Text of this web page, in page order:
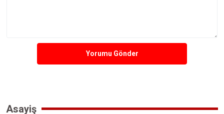
Yorumu Gönder
Asayiş